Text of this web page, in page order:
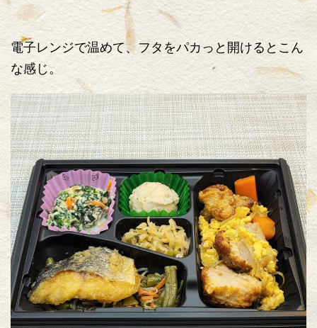
電子レンジで温めて、フタをパカっと開けるとこん
な感じ。